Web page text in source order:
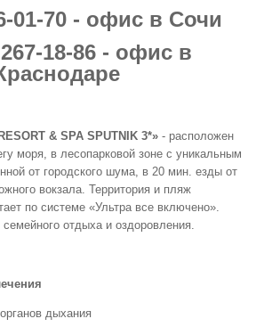
01-70 - офис в Сочи
18-86 - офис в
& SPA SPUTNIK 3*» - расположен
моря, в лесопарковой зоне с уникальным
от городского шума, в 20 мин. езды от
вокзала. Территория и пляж
по системе «Ультра все включено».
отдыха и оздоровления.
дыхания